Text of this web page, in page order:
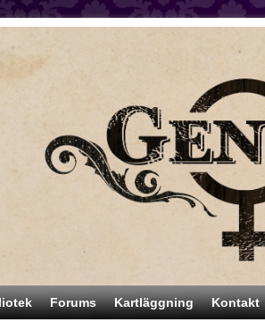
innehåll
Forums Kartläggning Kontakt